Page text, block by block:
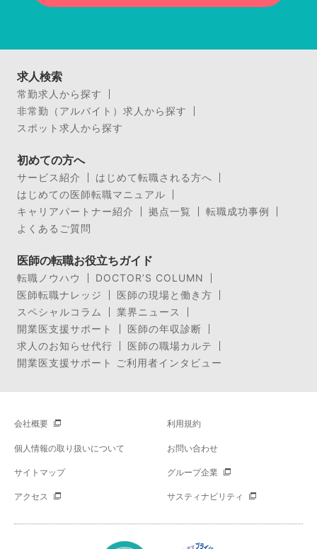
求人検索
常勤求人から探す
非常勤（アルバイト）求人から探す
スポット求人から探す
初めての方へ
サービス紹介
はじめて転職される方へ
はじめての医師転職マニュアル
キャリアパートナー紹介
拠点一覧
転職成功事例
よくあるご質問
医師の転職お役立ちガイド
転職ノウハウ
DOCTOR’S COLUMN
医師転職ナレッジ
医師の現場と働き方
スペシャルコラム
業界ニュース
開業医支援サポート
医師の年収診断
求人のお知らせ代行
医師の職場カルテ
開業医支援サポート ご利用者インタビュー
会社概要 利用規約
個人情報の取り扱いについて お問い合わせ
サイトマップ グループ企業
アクセス サスティナビリティ